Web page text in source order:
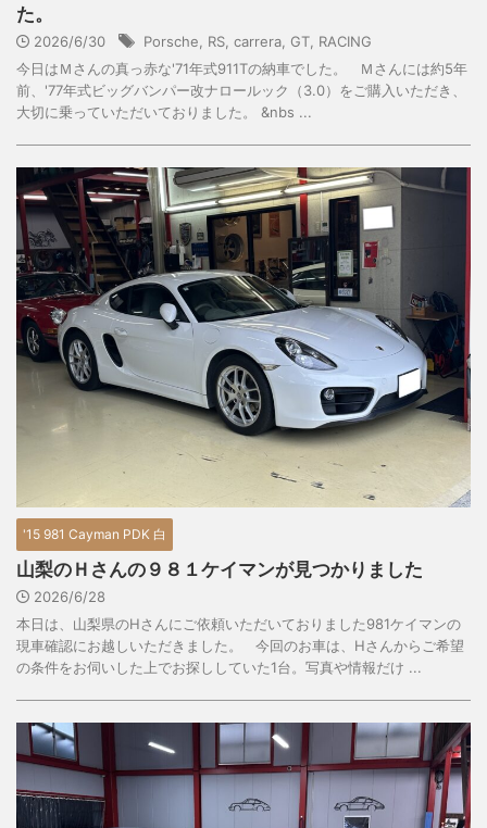
た。
2026/6/30 Porsche RS carrera GT RACING
今日はＭさんの真っ赤な'71年式911Tの納車でした。 Ｍさんには約5年
前、'77年式ビッグバンパー改ナロールック（3.0）をご購入いただき、
大切に乗っていただいておりました。 &nbs ...
'15 981 Cayman PDK 白
山梨のＨさんの９８１ケイマンが見つかりました
2026/6/28
本日は、山梨県のHさんにご依頼いただいておりました981ケイマンの
現車確認にお越しいただきました。 今回のお車は、Hさんからご希望
の条件をお伺いした上でお探ししていた1台。写真や情報だけ ...